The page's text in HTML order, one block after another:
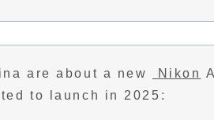
are about a new Nikon
to launch in 2025: